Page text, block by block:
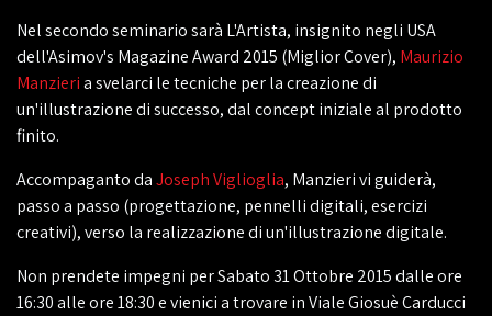
Nel secondo seminario sarà L'Artista, insignito negli USA
dell'Asimov's Magazine Award 2015 (Miglior Cover), Maurizio
Manzieria svelarci le tecniche per la creazione di
un'illustrazione di successo, dal concept iniziale al prodotto
finito.
Accompaganto daJoseph Viglioglia, Manzieri vi guiderà,
passo a passo (progettazione, pennelli digitali, esercizi
creativi), verso la realizzazione di un'illustrazione digitale.
Non prendete impegni per Sabato 31 Ottobre 2015 dalle ore
16:30 alle ore 18:30 e vienici a trovare in Viale Giosuè Carducci